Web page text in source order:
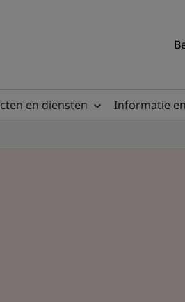
en diensten Informatie